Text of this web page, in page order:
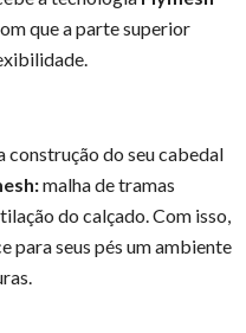
que a parte superior
construção do seu cabedal
malha de tramas
do calçado. Com isso,
para seus pés um ambiente